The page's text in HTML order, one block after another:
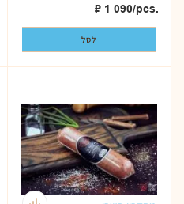
₽ 1 090/pcs.
לסל